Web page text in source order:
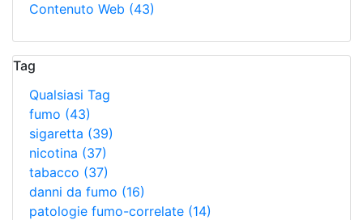
Contenuto Web (43)
Tag
Qualsiasi Tag
fumo (43)
sigaretta (39)
nicotina (37)
tabacco (37)
danni da fumo (16)
patologie fumo-correlate (14)